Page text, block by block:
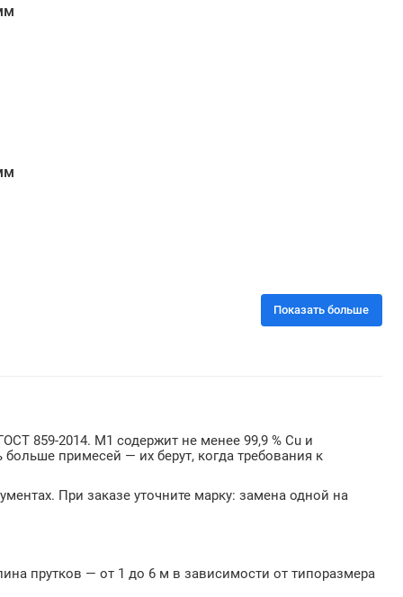
Показать больше
859-2014. М1 содержит не менее 99,9 % Cu и
примесей — их берут, когда требования к
При заказе уточните марку: замена одной на
прутков — от 1 до 6 м в зависимости от типоразмера